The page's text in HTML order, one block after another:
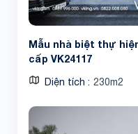
Mẫu nhà biệt thự
cấp VK24117
Diện tích 230m2